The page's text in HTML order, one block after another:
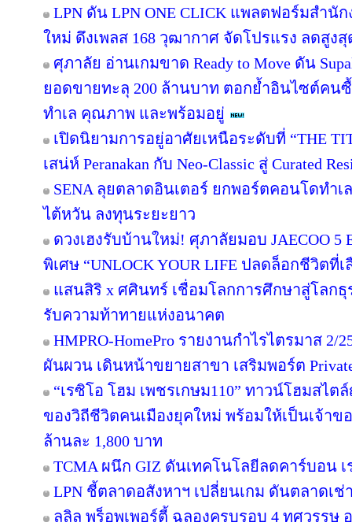
LPN ดัน LPN ONE CLICK แพลตฟอร์มสำนั
ใหม่ ดึงเพลส 168 วุฒากาศ จัดโปรแรง ลดสูงสุ
ศุภาลัย อ่านเกมขาด Ready to Move ดัน
ยอดขายทะลุ 200 ล้านบาท ตอกย้ำอินไซต์คน
ทำเล คุณภาพ และพร้อมอยู่
เปิดนิยามการอยู่อาศัยเหนือระดับที่ “THE
เสน่ห์ Peranakan กับ Neo-Classic สู่ Curated
SENA ลุยตลาดอินเตอร์ ยกพอร์ตคอนโดทำเ
ไต้หวัน ลงทุนระยะยาว
ดวงเฮงรับบ้านใหม่! ศุภาลัยมอบ JAECOO
พิเศษ “UNLOCK YOUR LIFE ปลดล็อกชีวิตที่เ
แสนสิริ x ศศินทร์ เชื่อมโลกการศึกษาสู่โลกธุ
รับความท้าทายแห่งอนาคต
HMPRO-HomePro รายงานกำไรไตรมาส 2/
ผันผวน เดินหน้าขยายสาขา เสริมพอร์ต
“เรซิโอ โฮม เพชรเกษม110” ทาวน์โฮมสไ
ของวิถีชีวิตคนเมืองยุคใหม่ พร้อมให้เป็นเจ้าข
ล้านละ 1,800 บาท
TCMA ผนึก GIZ ดันเทคโนโลยีลดคาร์บอน เ
LPN ชี้ตลาดอสังหาฯ เปลี่ยนเกม ดันตลาดเ
ลลิล พร็อพเพอร์ตี้ ฉลองครบรอบ 4 ทศวรรษ